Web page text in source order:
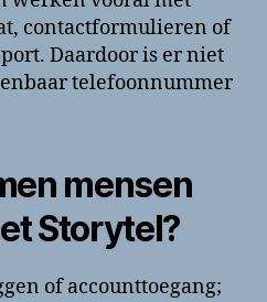
contactformulieren of
Daardoor is er niet
telefoonnummer
mensen
Storytel?
of accounttoegang;